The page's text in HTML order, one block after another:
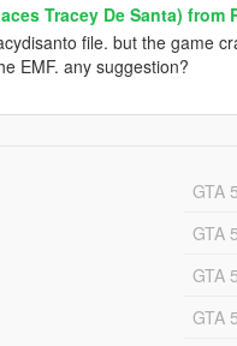
Tracey De Santa) from
file. but the game
EMF. any suggestion?
GTA
GTA
GTA
GTA